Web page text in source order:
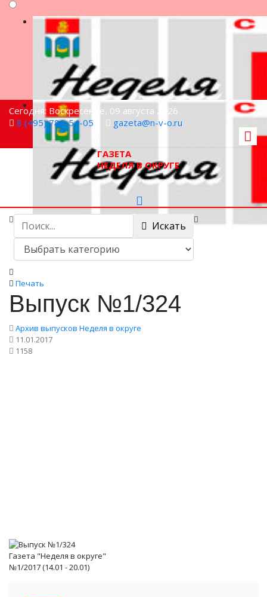
Сегодня: Воскресенье, 09 августа 2026
8 (495) 786-54-05
gazeta@n-v-o.ru
ГАЗЕТА
НЕДЕЛЯ В ОКРУГЕ
Искать
Печать
Выпуск №1/324
Архив выпусков Неделя в округе
11.01.2017
1158
Газета "Неделя в округе"
№1/2017 (14.01 - 20.01)